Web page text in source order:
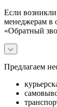
Если
менеджерам в
«Обратный
Предлагаем